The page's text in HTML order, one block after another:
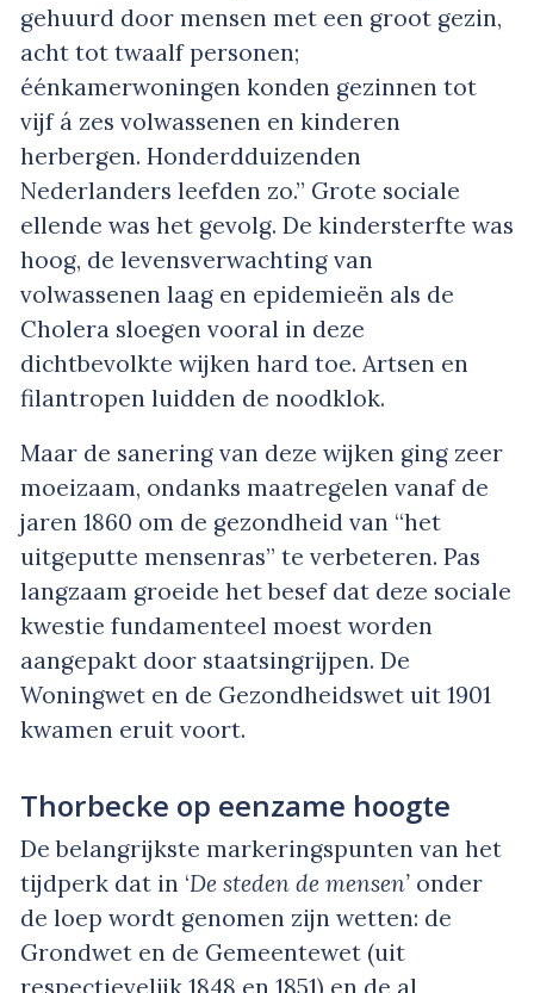
gehuurd door mensen met een groot gezin,
acht tot twaalf personen;
éénkamerwoningen konden gezinnen tot
vijf á zes volwassenen en kinderen
herbergen. Honderdduizenden
Nederlanders leefden zo.” Grote sociale
ellende was het gevolg. De kindersterfte was
hoog, de levensverwachting van
volwassenen laag en epidemieën als de
Cholera sloegen vooral in deze
dichtbevolkte wijken hard toe. Artsen en
filantropen luidden de noodklok.
Maar de sanering van deze wijken ging zeer
moeizaam, ondanks maatregelen vanaf de
jaren 1860 om de gezondheid van “het
uitgeputte mensenras” te verbeteren. Pas
langzaam groeide het besef dat deze sociale
kwestie fundamenteel moest worden
aangepakt door staatsingrijpen. De
Woningwet en de Gezondheidswet uit 1901
kwamen eruit voort.
Thorbecke op eenzame hoogte
De belangrijkste markeringspunten van het
tijdperk dat in ‘De steden de mensen’ onder
de loep wordt genomen zijn wetten: de
Grondwet en de Gemeentewet (uit
respectievelijk 1848 en 1851) en de al